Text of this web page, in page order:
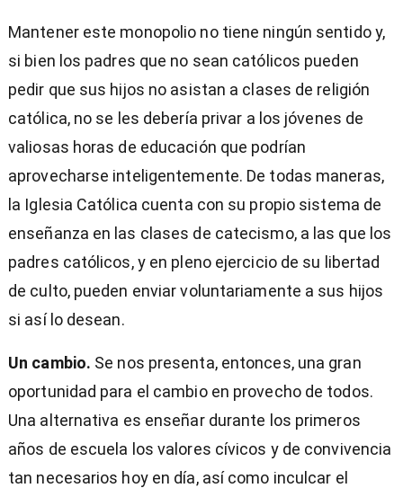
Mantener este monopolio no tiene ningún sentido y,
si bien los padres que no sean católicos pueden
pedir que sus hijos no asistan a clases de religión
católica, no se les debería privar a los jóvenes de
valiosas horas de educación que podrían
aprovecharse inteligentemente. De todas maneras,
la Iglesia Católica cuenta con su propio sistema de
enseñanza en las clases de catecismo, a las que los
padres católicos, y en pleno ejercicio de su libertad
de culto, pueden enviar voluntariamente a sus hijos
si así lo desean.
Un cambio. Se nos presenta, entonces, una gran
oportunidad para el cambio en provecho de todos.
Una alternativa es enseñar durante los primeros
años de escuela los valores cívicos y de convivencia
tan necesarios hoy en día, así como inculcar el